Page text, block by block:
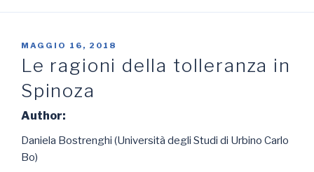
MAGGIO 16, 2018
Le ragioni della tolleranza in
Spinoza
Author:
Daniela Bostrenghi (Università degli Studi di Urbino Carlo
Bo)